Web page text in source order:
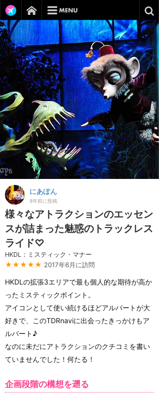
にあぽん
8年前に投稿
様々なアトラクションのエッセン
スが詰まった魅惑のトラックレス
ライド♡
HKDL：ミスティック・マナー
★★★★★ 2017年6月に訪問
HKDLの拡張3エリアで最も個人的な期待が高か
ったミスティックポイント。
アイコンとして使い続けるほどアルバートが大
好きで、このTDRnaviに出会ったきっかけもア
ルバート♪
なのに未だにアトラクションのクチコミを書い
ていませんでした！何たる！
企画段階の構想を遡る